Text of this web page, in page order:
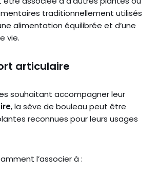
traditionnellement utilisés
alimentation équilibrée et d’une
vie.
articulaire
souhaitant accompagner leur
, la sève de bouleau peut être
reconnues pour leurs usages
l’associer à :